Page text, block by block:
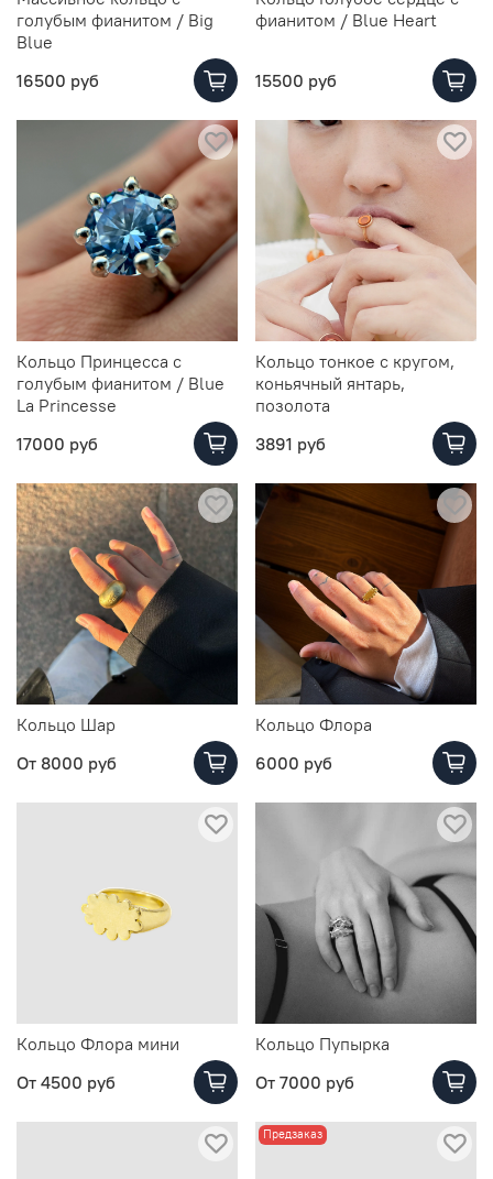
голубым фианитом / Big
Blue
16500 руб
фианитом / Blue Heart
15500 руб
Кольцо Принцесса с
голубым фианитом / Blue
La Princesse
17000 руб
Кольцо тонкое с кругом,
коньячный янтарь,
позолота
3891 руб
Кольцо Шар
От 8000 руб
Кольцо Флора
6000 руб
Кольцо Флора мини
От 4500 руб
Кольцо Пупырка
От 7000 руб
Предзаказ